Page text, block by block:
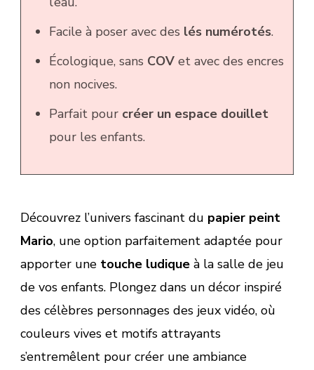
Facile à poser avec des lés numérotés.
Écologique, sans COVet avec des encres
non nocives.
Parfait pour créer un espace douillet
pour les enfants.
Découvrez l’univers fascinant du papier peint
Mario, une option parfaitement adaptée pour
apporter une touche ludique à la salle de jeu
de vos enfants. Plongez dans un décor inspiré
des célèbres personnages des jeux vidéo, où
couleurs vives et motifs attrayants
s’entremêlent pour créer une ambiance